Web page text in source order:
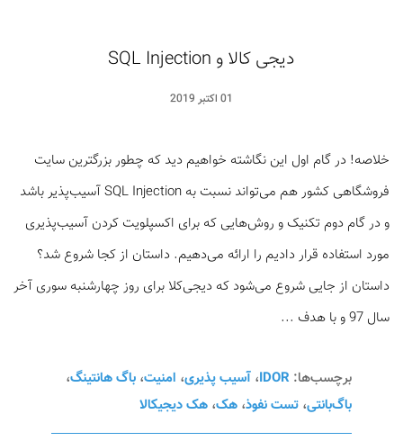
دیجی کالا و SQL Injection
01 اکتبر 2019
خلاصه! در گام اول این نگاشته خواهیم دید که چطور بزرگترین سایت
فروشگاهی کشور هم می‌تواند نسبت به SQL Injection آسیب‌پذیر باشد
و در گام دوم تکنیک و روش‌هایی که برای اکسپلویت کردن آسیب‌پذیری
مورد استفاده قرار دادیم را ارائه می‌دهیم. داستان از کجا شروع شد؟
داستان از جایی شروع می‌شود که دیجی‌کلا برای روز چهارشنبه سوری آخر
سال 97 و با هدف ...
برچسب‌ها: IDOR، آسیب پذیری، امنیت، باگ هانتینگ،
باگ‌بانتی، تست نفوذ، هک، هک دیجیکالا